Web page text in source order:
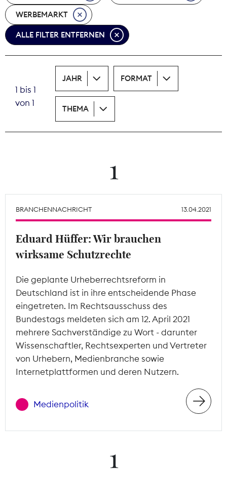
Pressefreiheit
Print
Theodor-Wolff-Preis
WERBEMARKT
ALLE FILTER ENTFERNEN
1 bis 1
von 1
JAHR FORMAT
THEMA
1
BRANCHENNACHRICHT 13.04.2021
Eduard Hüffer: Wir brauchen
wirksame Schutzrechte
Die geplante Urheberrechtsreform in
Deutschland ist in ihre entscheidende Phase
eingetreten. Im Rechtsausschuss des
Bundestags meldeten sich am 12. April 2021
mehrere Sachverständige zu Wort - darunter
Wissenschaftler, Rechtsexperten und Vertreter
von Urhebern, Medienbranche sowie
Internetplattformen und deren Nutzern.
Medienpolitik
1